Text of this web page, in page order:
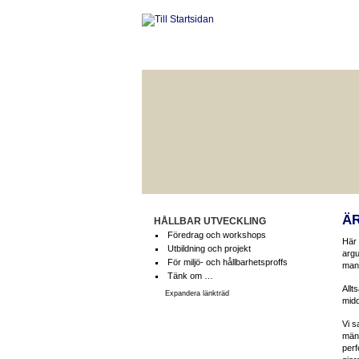
HÅLLBAR UTVECKLING
Föredrag och workshops
Utbildning och projekt
För miljö- och hållbarhetsproffs
Tänk om …
Expandera länkträd
Här
Vi